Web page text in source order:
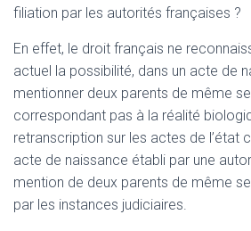
filiation par les autorités françaises ?
En effet, le droit français ne
actuel la possibilité, dans un acte de
mentionner deux parents de même
correspondant pas à la réalité
retranscription sur les actes de l’état
acte de naissance établi par une
mention de deux parents de même
par les instances judiciaires.